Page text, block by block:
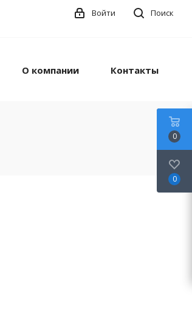
Поиск
Войти
О компании Контакты
0
0